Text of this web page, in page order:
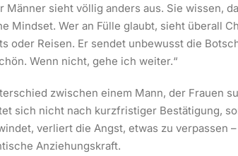
Männer sieht völlig anders aus. Sie wissen,
Mindset. Wer an Fülle glaubt, sieht überall
oder Reisen. Er sendet unbewusst die
Wenn nicht, gehe ich weiter.“
zwischen einem Mann, der Frauen
sich nicht nach kurzfristiger Bestätigung,
verliert die Angst, etwas zu verpassen
Anziehungskraft.